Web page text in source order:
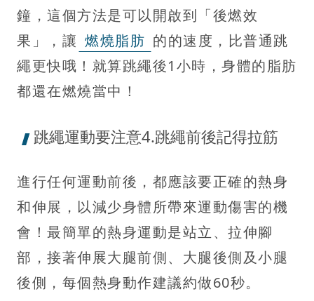
鐘，這個方法是可以開啟到「後燃效
果」，讓 燃燒脂肪 的的速度，比普通跳
繩更快哦！就算跳繩後1小時，身體的脂肪
都還在燃燒當中！
跳繩運動要注意4.跳繩前後記得拉筋
進行任何運動前後，都應該要正確的熱身
和伸展，以減少身體所帶來運動傷害的機
會！最簡單的熱身運動是站立、拉伸腳
部，接著伸展大腿前側、大腿後側及小腿
後側，每個熱身動作建議約做60秒。